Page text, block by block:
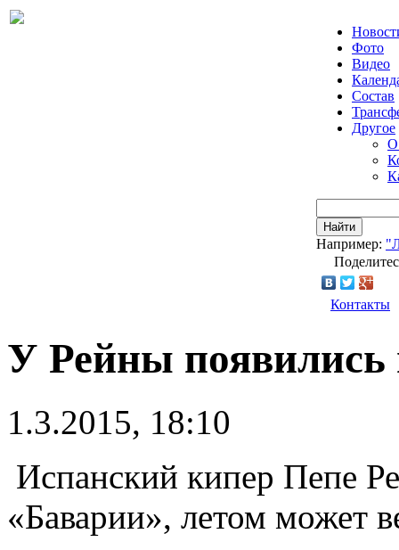
Фото
Видео
Состав
Другое
О
Найти
Например:
Контакты
У Рейны
1.3.2015, 18:10
Испанский кипер Пепе
«Баварии», летом может